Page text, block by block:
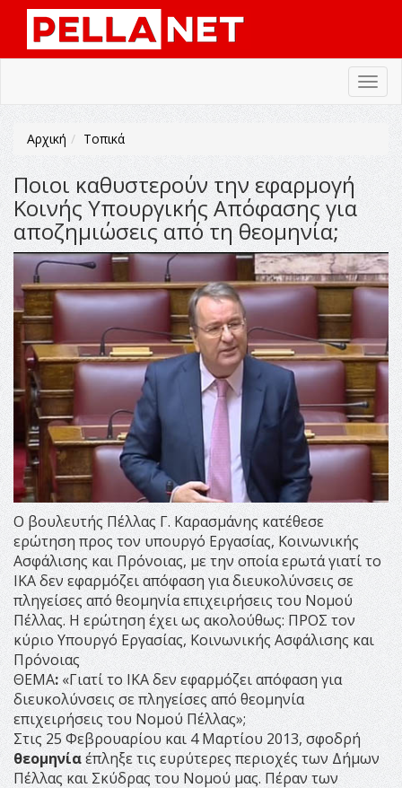
Αρχική Τοπικά
Ποιοι καθυστερούν την εφαρμογή
Κοινής Υπουργικής Απόφασης για
αποζημιώσεις από τη θεομηνία;
O βουλευτής Πέλλας Γ. Καρασμάνης κατέθεσε
ερώτηση προς τον υπουργό Εργασίας, Κοινωνικής
Ασφάλισης και Πρόνοιας, με την οποία ερωτά γιατί το
ΙΚΑ δεν εφαρμόζει απόφαση για διευκολύνσεις σε
πληγείσες από θεομηνία επιχειρήσεις του Νομού
Πέλλας. Η ερώτηση έχει ως ακολούθως: ΠΡΟΣ τον
κύριο Υπουργό Εργασίας, Κοινωνικής Ασφάλισης και
Πρόνοιας
ΘΕΜΑ: «Γιατί το ΙΚΑ δεν εφαρμόζει απόφαση για
διευκολύνσεις σε πληγείσες από θεομηνία
επιχειρήσεις του Νομού Πέλλας»;
Στις 25 Φεβρουαρίου και 4 Μαρτίου 2013, σφοδρή
θεομηνίαέπληξε τις ευρύτερες περιοχές των Δήμων
Πέλλας και Σκύδρας του Νομού μας. Πέραν των